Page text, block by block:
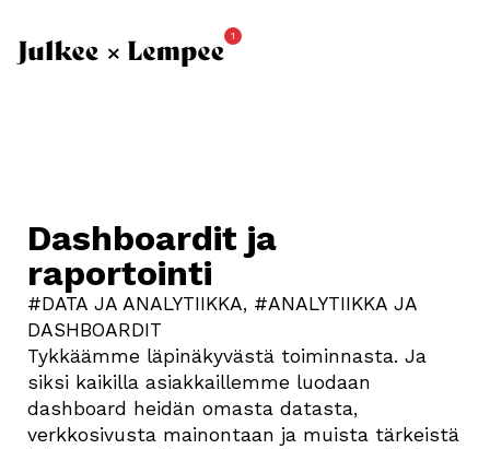
1
Dashboardit ja
raportointi
#DATA JA ANALYTIIKKA, #ANALYTIIKKA JA
DASHBOARDIT
Tykkäämme läpinäkyvästä toiminnasta. Ja
siksi kaikilla asiakkaillemme luodaan
dashboard heidän omasta datasta,
verkkosivusta mainontaan ja muista tärkeistä